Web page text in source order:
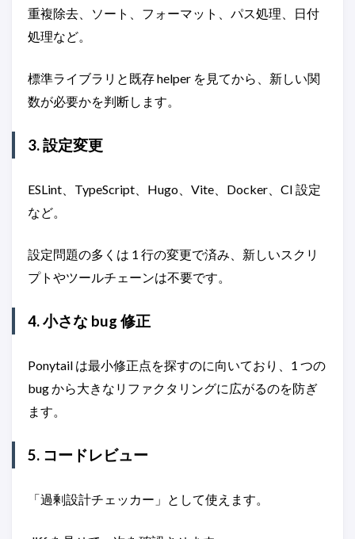
重複除去、ソート、フォーマット、パス処理、日付
処理など。
標準ライブラリと既存 helper を見てから、新しい関
数が必要かを判断します。
3. 設定変更
ESLint、TypeScript、Hugo、Vite、Docker、CI 設定
など。
設定問題の多くは 1 行の変更で済み、新しいスクリ
プトやツールチェーンは不要です。
4. 小さな bug 修正
Ponytail は最小修正点を探すのに向いており、1 つの
bug から大きなリファクタリングに広がるのを防ぎ
ます。
5. コードレビュー
「過剰設計チェッカー」として使えます。